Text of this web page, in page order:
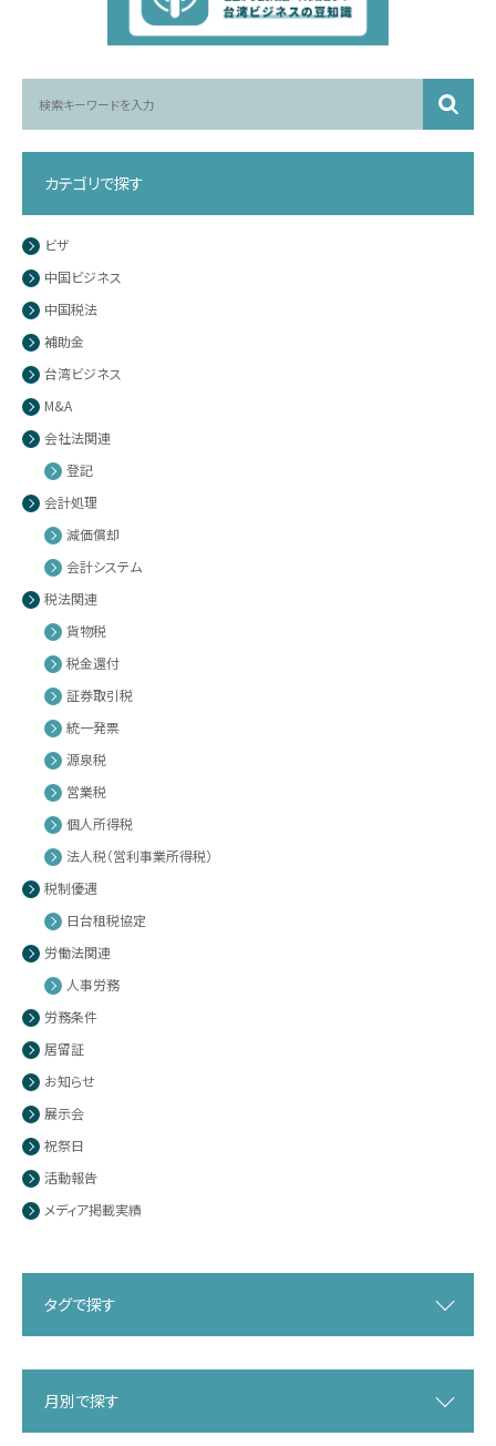
カテゴリで探す
ビザ
中国ビジネス
中国税法
補助金
台湾ビジネス
M&A
会社法関連
登記
会計処理
減価償却
会計システム
税法関連
貨物税
税金還付
証券取引税
統一発票
源泉税
営業税
個人所得税
法人税（営利事業所得税）
税制優遇
日台租税協定
労働法関連
人事労務
労務条件
居留証
お知らせ
展示会
祝祭日
活動報告
メディア掲載実績
タグで探す
月別で探す